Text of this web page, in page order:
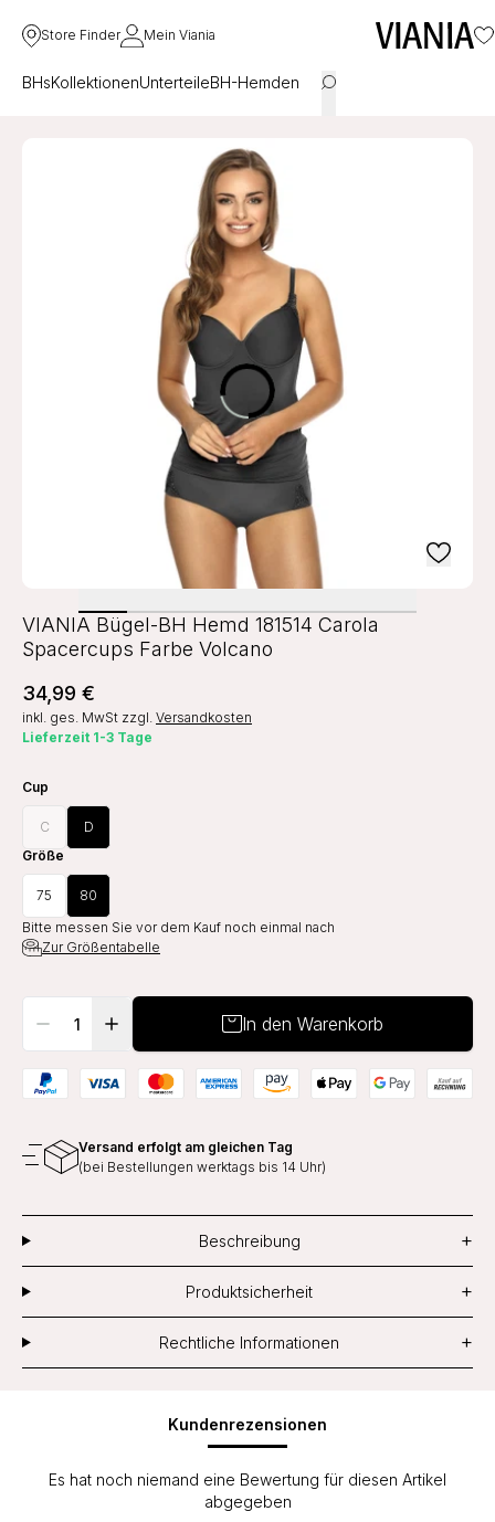
Store Finder Mein Viania
BHsKollektionenUnterteileBH-Hemden
VIANIA Bügel-BH Hemd 181514 Carola
Spacercups Farbe Volcano
34,99 €
inkl. ges. MwSt zzgl. Versandkosten
Lieferzeit 1-3 Tage
Cup
C
D
Größe
75
80
Bitte messen Sie vor dem Kauf noch einmal nach
Zur Größentabelle
In den Warenkorb
Versand erfolgt am gleichen Tag
(bei Bestellungen werktags bis 14 Uhr)
Beschreibung +
Produktsicherheit +
Rechtliche Informationen +
Kundenrezensionen
Es hat noch niemand eine Bewertung für diesen Artikel
abgegeben